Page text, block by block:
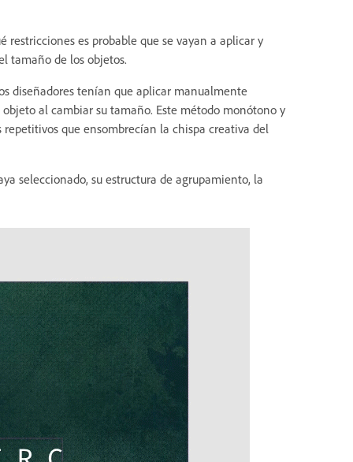
es probable que se vayan a aplicar y
tamaño de los objetos.
diseñadores tenían que aplicar manualmente
al cambiar su tamaño. Este método monótono y
que ensombrecían la chispa creativa del
seleccionado, su estructura de agrupamiento, la